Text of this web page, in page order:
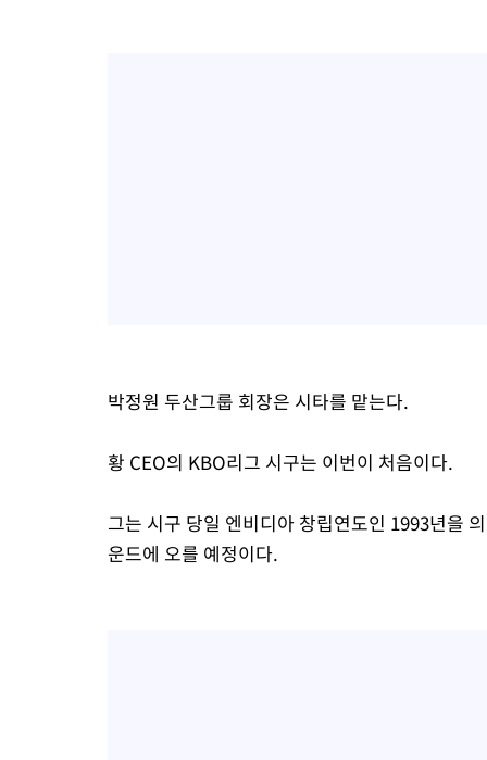
박정원 두산그룹 회장은 시타를 맡는다.
황 CEO의 KBO리그 시구는 이번이 처음이다.
그는 시구 당일 엔비디아 창립연도인 1993년을
운드에 오를 예정이다.